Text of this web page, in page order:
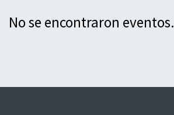
No se encontraron eventos.